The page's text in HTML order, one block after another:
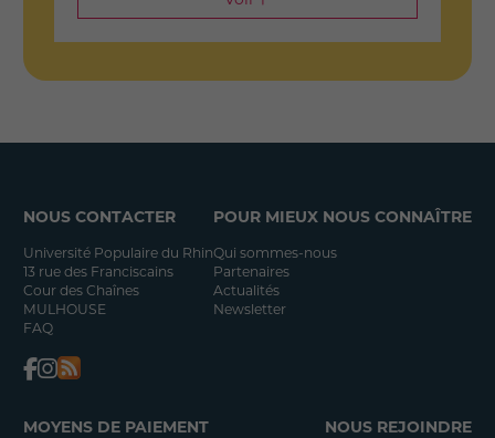
NOUS CONTACTER
Université Populaire du Rhin
13 rue des Franciscains
Cour des Chaînes
MULHOUSE
FAQ
POUR MIEUX NOUS CONNAÎTRE
Qui sommes-nous
Partenaires
Actualités
Newsletter
MOYENS DE PAIEMENT NOUS REJOINDRE